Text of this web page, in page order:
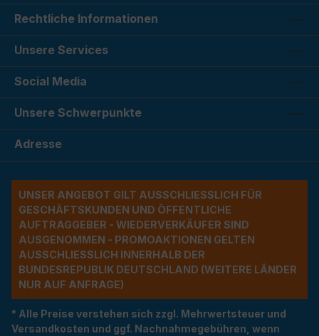
Rechtliche Informationen
Unsere Services
Social Media
Unsere Schwerpunkte
Adresse
UNSER ANGEBOT GILT AUSSCHLIESSLICH FÜR G
ESCHÄFTSKUNDEN UND ÖFFENTLICHE A
UFTRAGGEBER - WIEDERVERKÄUFER SIND A
USGENOMMEN - PROMOAKTIONEN GELTEN A
USSCHLIESSLICH INNERHALB DER BU
NDESREPUBLIK DEUTSCHLAND (WEITERE LÄNDER NU
R AUF ANFRAGE)
* Alle Preise verstehen sich zzgl. Mehrwertsteuer und
Versandkosten und ggf. Nachnahmegebühren, wenn